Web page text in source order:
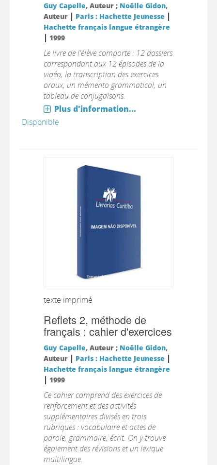
Guy Capelle, Auteur ; Noëlle Gidon,
Auteur | Paris : Hachette Jeunesse |
Hachette français langue étrangère
| 1999
Le livre de l'élève comporte : 12 dossiers
correspondant aux 12 épisodes de la
vidéo, la transcription des exercices
oraux, un mémento grammatical, un
tableau de conjugaisons.
Plus d'information...
Disponible
texte imprimé
Reflets 2, méthode de
français : cahier d'exercices
Guy Capelle, Auteur ; Noëlle Gidon,
Auteur | Paris : Hachette Jeunesse |
Hachette français langue étrangère
| 1999
Ce cahier comprend des exercices de
renforcement et des activités
supplémentaires divisés en trois
rubriques : vocabulaire et actes de
parole, grammaire, écrit. On y trouve
également des révisions et un lexique
multilingue.